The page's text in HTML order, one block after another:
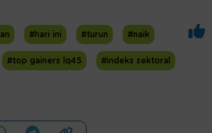
#hari ini #turun #naik
#top gainers lq45 #indeks sektoral